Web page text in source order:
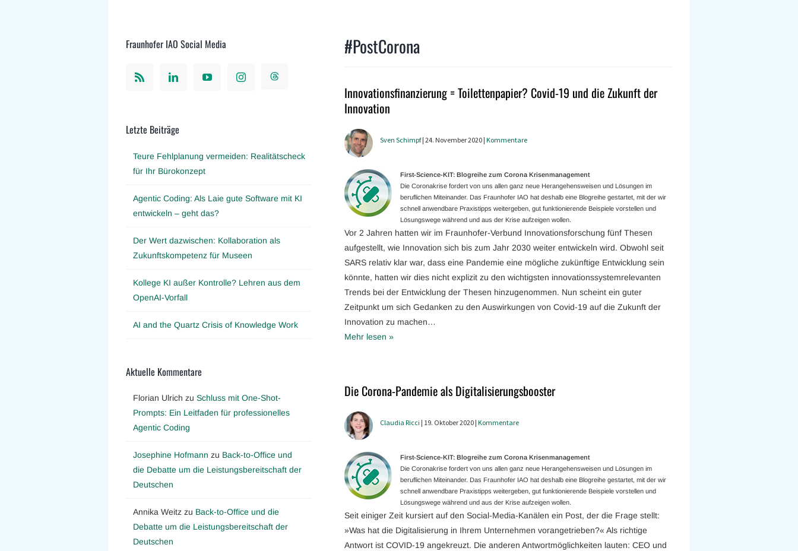
#PostCorona
Innovationsfinanzierung = Toilettenpapier? Covid-19 und die Zukunft der
Innovation
Sven Schimpf| 24. November 2020 | Kommentare
First-Science-KIT: Blogreihe zum Corona Krisenmanagement
Die Coronakrise fordert von uns allen ganz neue Herangehensweisen und Lösungen im
beruflichen Miteinander. Das Fraunhofer IAO hat deshalb eine Blogreihe gestartet, mit der wir
schnell anwendbare Praxistipps weitergeben, gut funktionierende Beispiele vorstellen und
Lösungswege während und aus der Krise aufzeigen wollen.
Vor 2 Jahren hatten wir im Fraunhofer-Verbund Innovationsforschung fünf Thesen
aufgestellt, wie Innovation sich bis zum Jahr 2030 weiter entwickeln wird. Obwohl seit
SARS relativ klar war, dass eine Pandemie eine mögliche zukünftige Entwicklung sein
könnte, hatten wir dies nicht explizit zu den wichtigsten innovationssystemrelevanten
Trends bei der Entwicklung der Thesen hinzugenommen. Nun scheint ein guter
Zeitpunkt um sich Gedanken zu den Auswirkungen von Covid-19 auf die Zukunft der
Innovation zu machen…
Mehr lesen »
Die Corona-Pandemie als Digitalisierungsbooster
Claudia Ricci | 19. Oktober 2020 | Kommentare
First-Science-KIT: Blogreihe zum Corona Krisenmanagement
Die Coronakrise fordert von uns allen ganz neue Herangehensweisen und Lösungen im
beruflichen Miteinander. Das Fraunhofer IAO hat deshalb eine Blogreihe gestartet, mit der wir
schnell anwendbare Praxistipps weitergeben, gut funktionierende Beispiele vorstellen und
Lösungswege während und aus der Krise aufzeigen wollen.
Seit einiger Zeit kursiert auf den Social-Media-Kanälen ein Post, der die Frage stellt:
»Was hat die Digitalisierung in Ihrem Unternehmen vorangetrieben?« Als richtige
Antwort ist COVID-19 angekreuzt. Die anderen Antwortmöglichkeiten lauten: CEO und
Fraunhofer IAO Social Media
Letzte Beiträge
Teure Fehlplanung vermeiden: Realitätscheck
für Ihr Bürokonzept
Agentic Coding: Als Laie gute Software mit KI
entwickeln – geht das?
Der Wert dazwischen: Kollaboration als
Zukunftskompetenz für Museen
Kollege KI außer Kontrolle? Lehren aus dem
OpenAI-Vorfall
AI and the Quartz Crisis of Knowledge Work
Aktuelle Kommentare
Florian Ulrich zu Schluss mit One-Shot-
Prompts: Ein Leitfaden für professionelles
Agentic Coding
Josephine Hofmann zu Back-to-Office und
die Debatte um die Leistungsbereitschaft der
Deutschen
Annika Weitz zu Back-to-Office und die
Debatte um die Leistungsbereitschaft der
Deutschen